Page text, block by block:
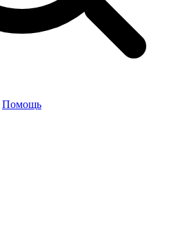
Помощь